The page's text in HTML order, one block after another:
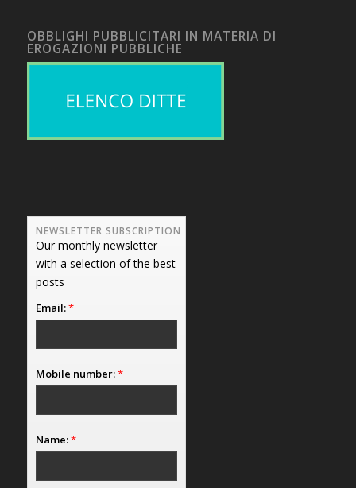
OBBLIGHI PUBBLICITARI IN MATERIA DI
EROGAZIONI PUBBLICHE
NEWSLETTER SUBSCRIPTION
Our monthly newsletter
with a selection of the best
posts
Email:*
Mobile number:*
Name:*